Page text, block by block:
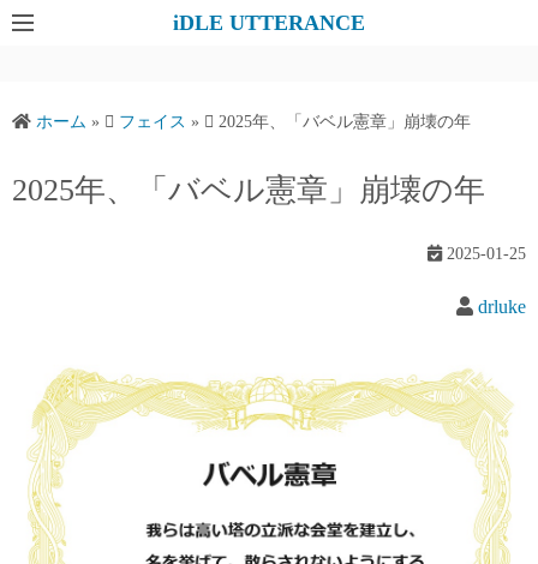
コ
ス
iDLE UTTERANCE
ホーム » フェイス » 2025年、「バベル憲章」崩壊の年
2025年、「バベル憲章」崩壊の年
2025-01-25
drluke